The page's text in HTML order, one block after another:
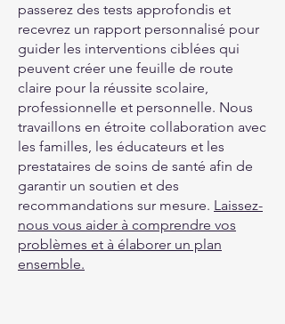
passerez des tests approfondis et
recevrez un rapport personnalisé pour
guider les interventions ciblées qui
peuvent créer une feuille de route
claire pour la réussite scolaire,
professionnelle et personnelle. Nous
travaillons en étroite collaboration avec
les familles, les éducateurs et les
prestataires de soins de santé afin de
garantir un soutien et des
recommandations sur mesure. Laissez-
nous vous aider à comprendre vos
problèmes et à élaborer un plan
ensemble.